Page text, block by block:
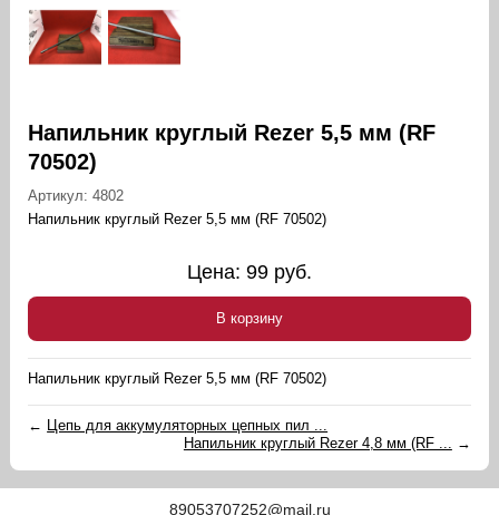
Напильник круглый Rezer 5,5 мм (RF
70502)
Артикул:4802
Напильник круглый Rezer 5,5 мм (RF 70502)
Цена: 99 руб.
В корзину
Напильник круглый Rezer 5,5 мм (RF 70502)
← Цепь для аккумуляторных цепных пил ...
Напильник круглый Rezer 4,8 мм (RF ... →
89053707252@mail.ru